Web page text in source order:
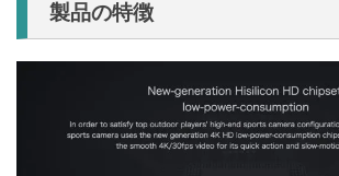
製品の特徴